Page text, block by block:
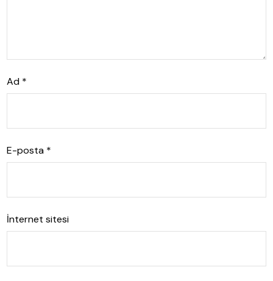
Ad *
E-posta *
İnternet sitesi